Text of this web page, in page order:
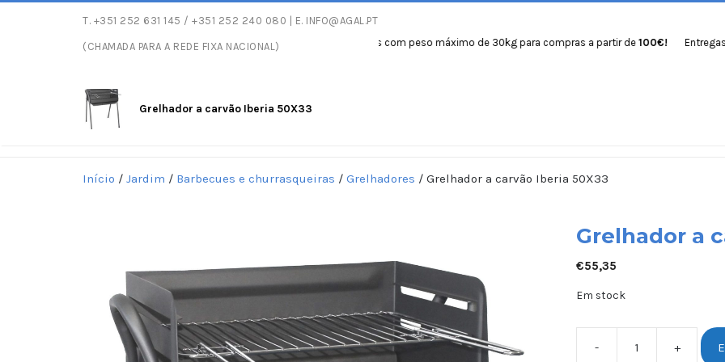
T. +351 252 631 145 / +351 252 240 080 | E. INFO@AGAL.PT
(CHAMADA PARA A REDE FIXA NACIONAL)Entregas gratuitas com peso máximo de 30kg para compras a partir de100€! Entregas
Início / Jardim / Barbecues e churrasqueiras / Grelhadores / Grelhador a carvão Iberia 50X33
Grelhador a
€55,35
Em stock
- +
Grelhador a carvão Iberia 50X33